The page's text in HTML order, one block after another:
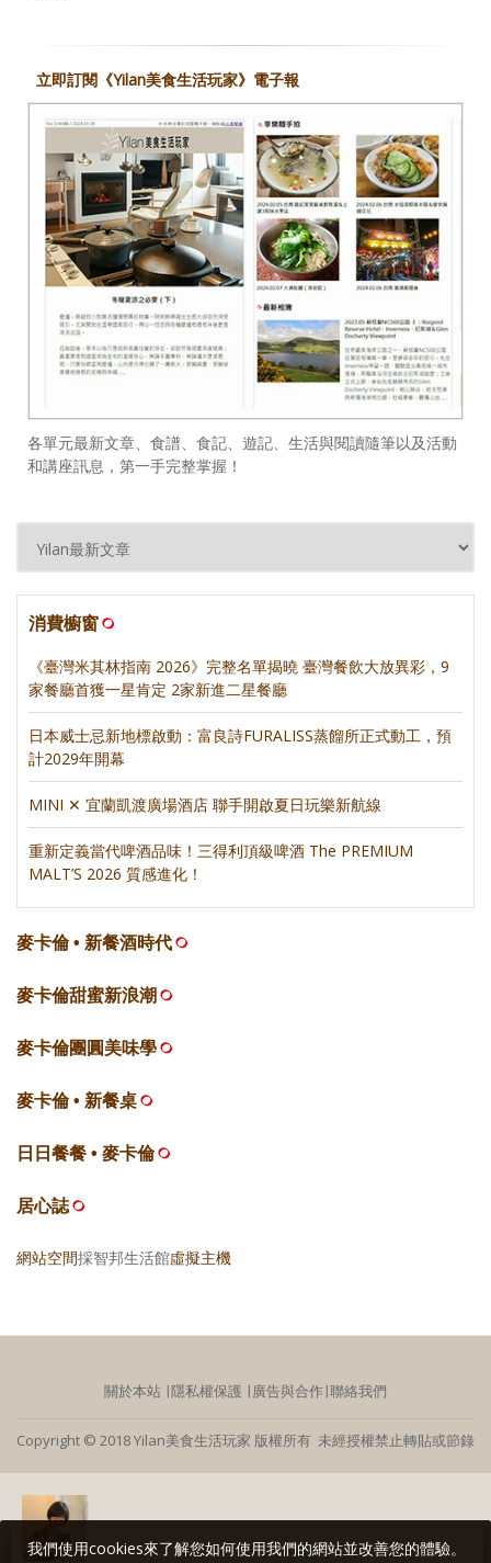
立即訂閱《Yilan美食生活玩家》電子報
各單元最新文章、食譜、食記、遊記、生活與閱讀隨筆以及活動
和講座訊息，第一手完整掌握！
消費櫥窗
《臺灣米其林指南 2026》完整名單揭曉 臺灣餐飲大放異彩，9
家餐廳首獲一星肯定 2家新進二星餐廳
日本威士忌新地標啟動：富良詩FURALISS蒸餾所正式動工，預
計2029年開幕
MINI ✕ 宜蘭凱渡廣場酒店 聯手開啟夏日玩樂新航線
重新定義當代啤酒品味！三得利頂級啤酒 The PREMIUM
MALT’S 2026 質感進化！
麥卡倫 • 新餐酒時代
麥卡倫甜蜜新浪潮
麥卡倫團圓美味學
麥卡倫 • 新餐桌
日日餐餐 • 麥卡倫
居心誌
網站空間採智邦生活館虛擬主機
關於本站 ∣隱私權保護 ∣廣告與合作∣聯絡我們
Copyright © 2018 Yilan美食生活玩家 版權所有 未經授權禁止轉貼或節錄
我們使用cookies來了解您如何使用我們的網站並改善您的體驗。